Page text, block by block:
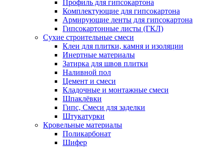
Профиль для гипсокартона
Комплектующие для гипсокартона
Армирующие ленты для гипсокартона
Гипсокартонные листы (ГКЛ)
Сухие строительные смеси
Клеи для плитки, камня и изоляции
Инертные материалы
Затирка для швов плитки
Наливной пол
Цемент и смеси
Кладочные и монтажные смеси
Шпаклёвки
Гипс, Смеси для заделки
Штукатурки
Кровельные материалы
Поликарбонат
Шифер